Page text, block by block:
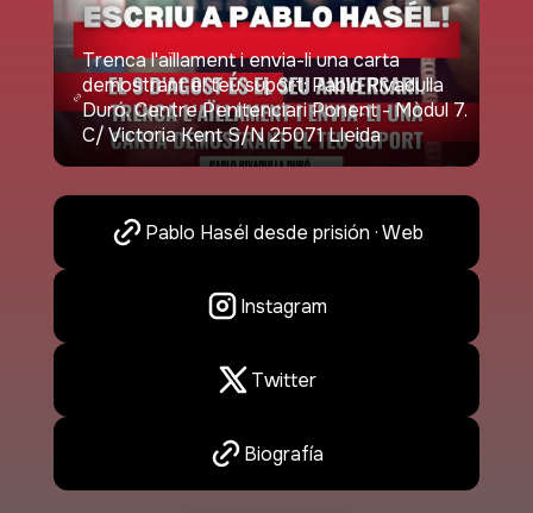
Trenca l'aïllament i envia-li una carta
demostrant el teu suport: Pablo Rivadulla
Duró. Centre Penitenciari Ponent - Mòdul 7.
C/ Victoria Kent S/N 25071 Lleida
Pablo Hasél desde prisión · Web
Instagram
Twitter
Biografía